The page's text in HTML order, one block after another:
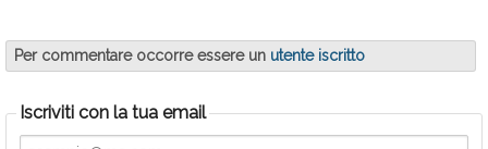
Per commentare occorre essere un utente iscritto
Iscriviti con la tua email